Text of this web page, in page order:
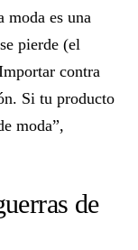
moda es una
pierde (el
contra
Si tu producto
moda”,
de